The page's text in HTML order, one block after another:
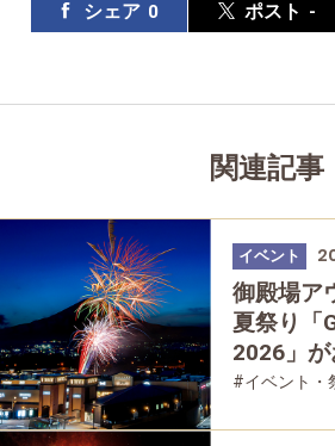
シェア 0 ポスト -
関連記事
イベント
御殿場ア
夏祭り「
2026」
#イベント・